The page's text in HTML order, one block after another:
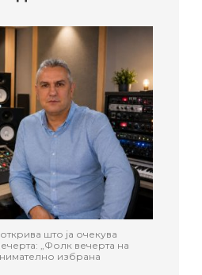
што ја очекува
„Фолк вечерта на
избрана